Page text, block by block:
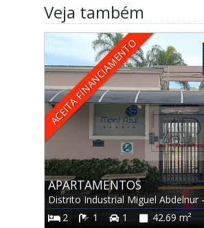
Veja também
ACEITA FINANCIAMENTO
APARTAMENTOS
Distrito Industrial Miguel Abdelnur
2
1 1 42.69 m²